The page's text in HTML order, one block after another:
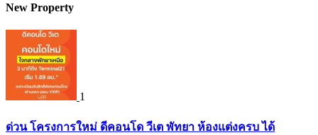
New Property
1
ด่วน โครงการใหม่ ดีคอนโด วีเต พัทยา ห้องแต่งครบ ได้